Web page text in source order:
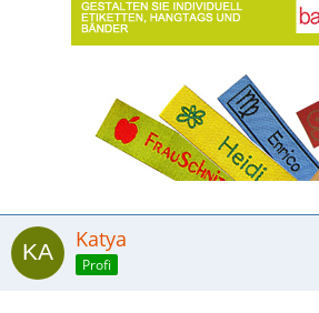
Katya
Profi